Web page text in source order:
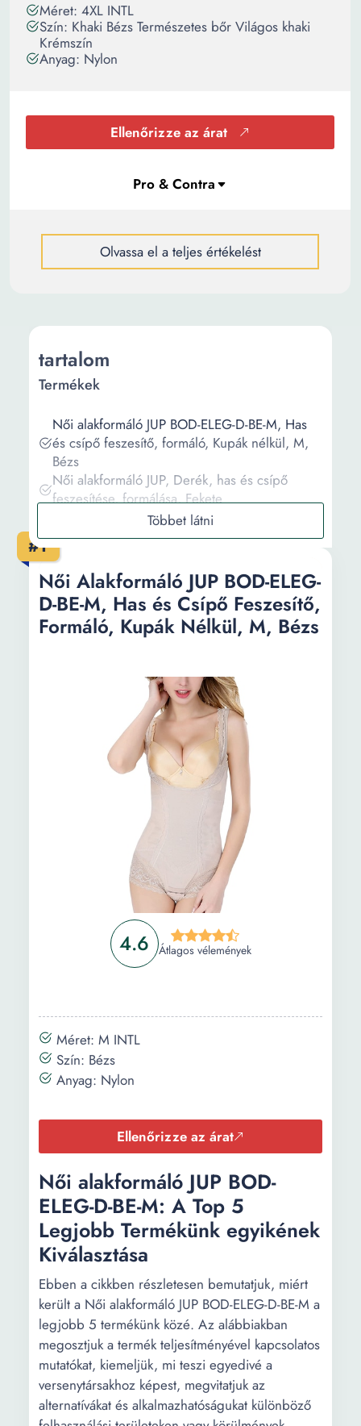
Méret: 4XL INTL
Szín: Khaki Bézs Természetes bőr Világos khaki
Krémszín
Anyag: Nylon
Ellenőrizze az árat
Olvassa el a teljes értékelést
#1
4.6 Átlagos vélemények
Női Alakformáló JUP BOD-ELEG-
D-BE-M, Has és Csípő Feszesítő,
Formáló, Kupák Nélkül, M, Bézs
Méret: M INTL
Szín: Bézs
Anyag: Nylon
Ellenőrizze az árat
Női alakformáló JUP BOD-
ELEG-D-BE-M: A Top 5
Legjobb Termékünk egyikének
Kiválasztása
Ebben a cikkben részletesen bemutatjuk, miért
került a Női alakformáló JUP BOD-ELEG-D-BE-M a
legjobb 5 termékünk közé. Az alábbiakban
megosztjuk a termék teljesítményével kapcsolatos
mutatókat, kiemeljük, mi teszi egyedivé a
versenytársakhoz képest, megvitatjuk az
alternatívákat és alkalmazhatóságukat különböző
tartalom
Termékek
Női alakformáló JUP BOD-ELEG-D-BE-M, Has
és csípő feszesítő, formáló, Kupák nélkül, M,
Bézs
Női alakformáló JUP, Derék, has és csípő
feszesítése, formálása, Fekete
Formáló fűző derékra és mellre. Bézs - Krém,
6XL
Női alakformáló JUP, Has és csípő feszesítő és
formáló, Kupák nélkül, Fekete
Formáló fűző derékra és mellre. Bézs - Krém,
4XL
Vásárlási útmutató
Gyakori kérdések